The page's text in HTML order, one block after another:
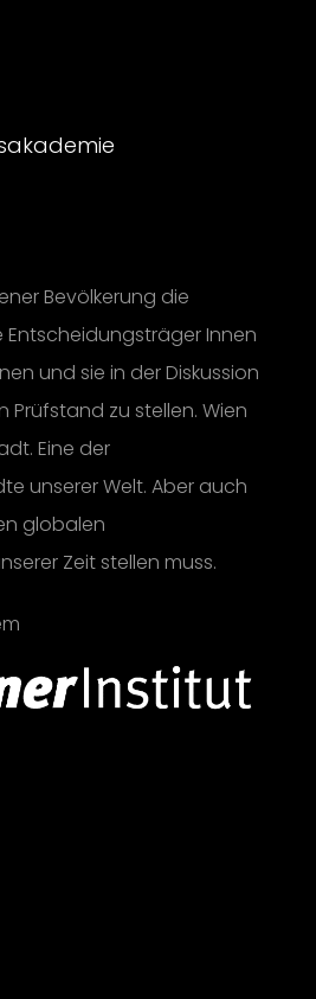
Bevölkerung die
Entscheidungsträger Innen
und sie in der Diskussion
zu stellen. Wien
Eine der
unserer Welt. Aber auch
globalen
Zeit stellen muss.